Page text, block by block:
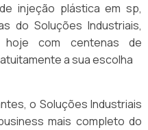
injeção plástica em sp,
do Soluções Industriais,
hoje com centenas de
a sua escolha
o Soluções Industriais
mais completo do